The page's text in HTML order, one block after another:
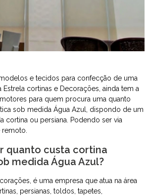
e tecidos para confecção de uma
Estrela cortinas e Decorações, ainda tem a
para quem procura uma quanto
sob medida Água Azul, dispondo de um
cortina ou persiana. Podendo ser via
remoto.
quanto custa cortina
medida Água Azul?
é uma empresa que atua na área
persianas, toldos, tapetes,